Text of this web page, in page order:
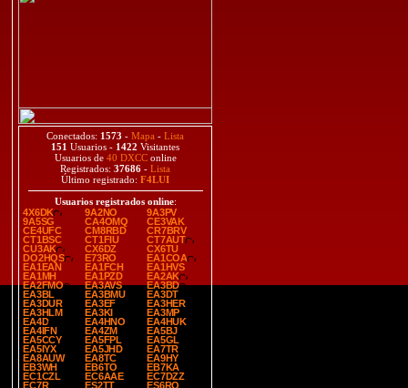
Conectados: 1573 - Mapa - Lista
151 Usuarios - 1422 Visitantes
Usuarios de 40 DXCConline
Registrados: 37686 - Lista
Último registrado: F4LUI
Usuarios registrados online:
4X6DK
9A2NO
9A3PV
9A5SG
CA4OMQ
CE3VAK
CE4UFC
CM8RBD
CR7BRV
CT1BSC
CT1FIU
CT7AUT
CU3AK
CX6DZ
CX6TU
DO2HQS
E73RO
EA1COA
EA1EAN
EA1FCH
EA1HVS
EA1MH
EA1PZD
EA2AK
EA2FMO
EA3AVS
EA3BD
EA3BL
EA3BMU
EA3DT
EA3DUR
EA3EF
EA3HER
EA3HLM
EA3KI
EA3MP
EA4D
EA4HNO
EA4HUK
EA4IFN
EA4ZM
EA5BJ
EA5CCY
EA5FPL
EA5GL
EA5IYX
EA5JHD
EA7TR
EA8AUW
EA8TC
EA9HY
EB3WH
EB6TO
EB7KA
EC1CZL
EC6AAE
EC7DZZ
EC7R
ES2TT
ES6RQ